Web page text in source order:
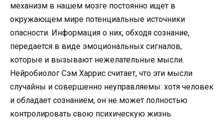
механизм в нашем мозге постоянно ищет в
окружающем мире потенциальные источники
опасности. Информация о них, обходя сознание,
передается в виде эмоциональных сигналов,
которые и вызывают нежелательные мысли.
Нейробиолог Сэм Харрис считает, что эти мысли
случайны и совершенно неуправляемы: хотя человек
и обладает сознанием, он не может полностью
контролировать свою психическую жизнь.